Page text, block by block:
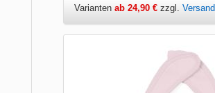
Varianten ab 24,90 € zzgl. Versand